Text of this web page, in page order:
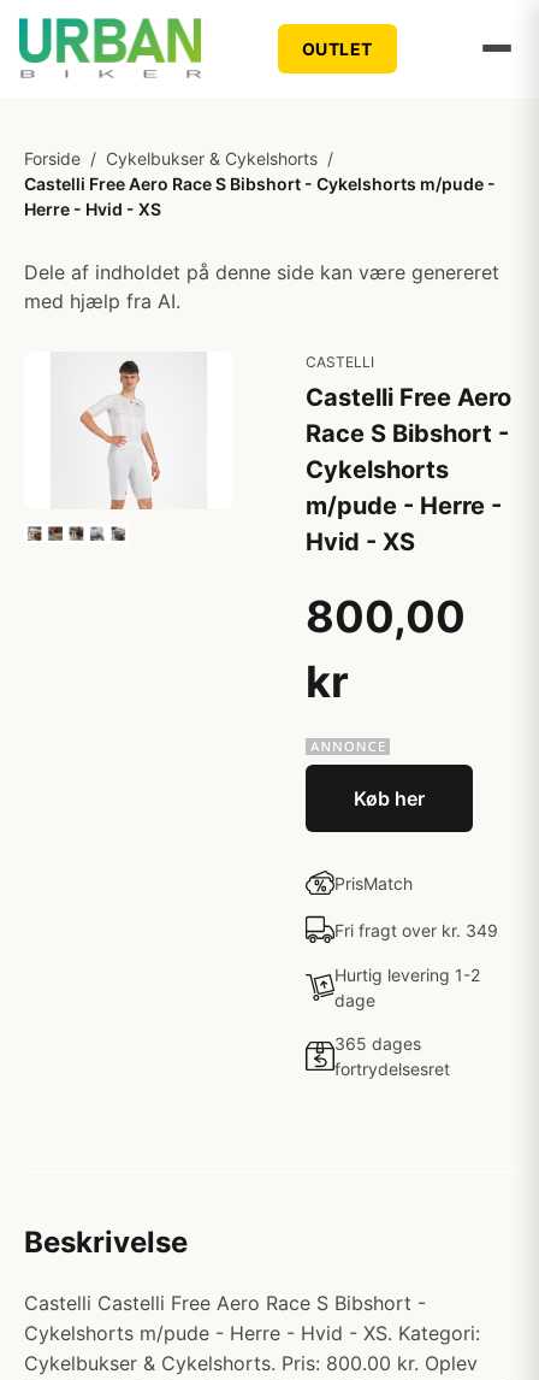
OUTLET
Forside / Cykelbukser & Cykelshorts /
Castelli Free Aero Race S Bibshort - Cykelshorts m/pude -
Herre - Hvid - XS
Dele af indholdet på denne side kan være genereret
med hjælp fra AI.
CASTELLI
Castelli Free Aero
Race S Bibshort -
Cykelshorts
m/pude - Herre -
Hvid - XS
800,00
kr
Køb her
PrisMatch
Fri fragt over kr. 349
Hurtig levering 1-2
dage
365 dages
fortrydelsesret
Beskrivelse
Castelli Castelli Free Aero Race S Bibshort -
Cykelshorts m/pude - Herre - Hvid - XS. Kategori:
Cykelbukser & Cykelshorts. Pris: 800.00 kr. Oplev